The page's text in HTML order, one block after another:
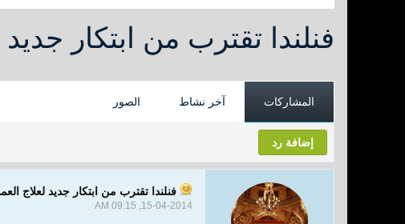
فنلندا تقترب من ابتكار
المشاركات آخر نشاط الصور
إضافة رد
فنلندا تقترب من ابتكار جديد لعلاج
15-04-2014, 09:15 AM